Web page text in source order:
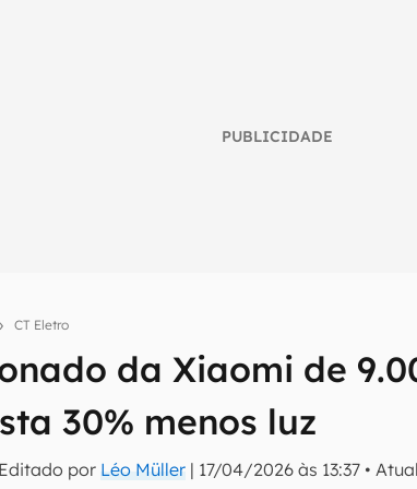
PUBLICIDADE
CT Eletro
da Xiaomi de
30% menos luz
por Léo Müller | 17/04/2026 às 13:37 •
inteligente do mundo tech!
do Canaltech e receba notícias e reviews sobre